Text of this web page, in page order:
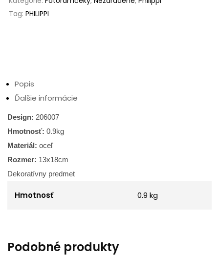
Tag: PHILIPPI
Popis
Ďalšie informácie
Design: 206007
Hmotnosť: 0.9kg
Materiál: oceľ
Rozmer: 13x18cm
Dekoratívny predmet
Hmotnosť 0.9 kg
Podobné produkty